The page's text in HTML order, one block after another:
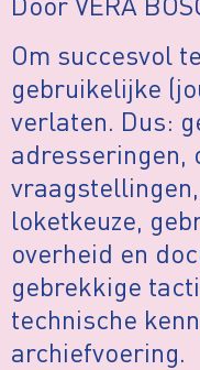
Om succesvol
gebruikelijke
verlaten. Dus:
adresseringen,
loketkeuze,
overheid en
gebrekkige
technische
archiefvoering.